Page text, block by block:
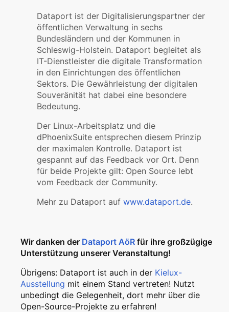
Dataport ist der Digitalisierungspartner der
öffentlichen Verwaltung in sechs
Bundesländern und der Kommunen in
Schleswig-Holstein. Dataport begleitet als
IT-Dienstleister die digitale Transformation
in den Einrichtungen des öffentlichen
Sektors. Die Gewährleistung der digitalen
Souveränität hat dabei eine besondere
Bedeutung.
Der Linux-Arbeitsplatz und die
dPhoenixSuite entsprechen diesem Prinzip
der maximalen Kontrolle. Dataport ist
gespannt auf das Feedback vor Ort. Denn
für beide Projekte gilt: Open Source lebt
vom Feedback der Community.
Mehr zu Dataport auf www.dataport.de.
Wir danken der Dataport AöR für ihre großzügige
Unterstützung unserer Veranstaltung!
Übrigens: Dataport ist auch in der Kielux-
Ausstellung mit einem Stand vertreten! Nutzt
unbedingt die Gelegenheit, dort mehr über die
Open-Source-Projekte zu erfahren!